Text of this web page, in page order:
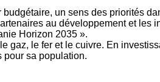
un sens des priorités
au développement et les
Horizon 2035 ».
gaz, le fer et le cuivre. En
pour sa population.